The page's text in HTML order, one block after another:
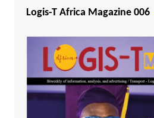
Logis-T Africa Magazine 006